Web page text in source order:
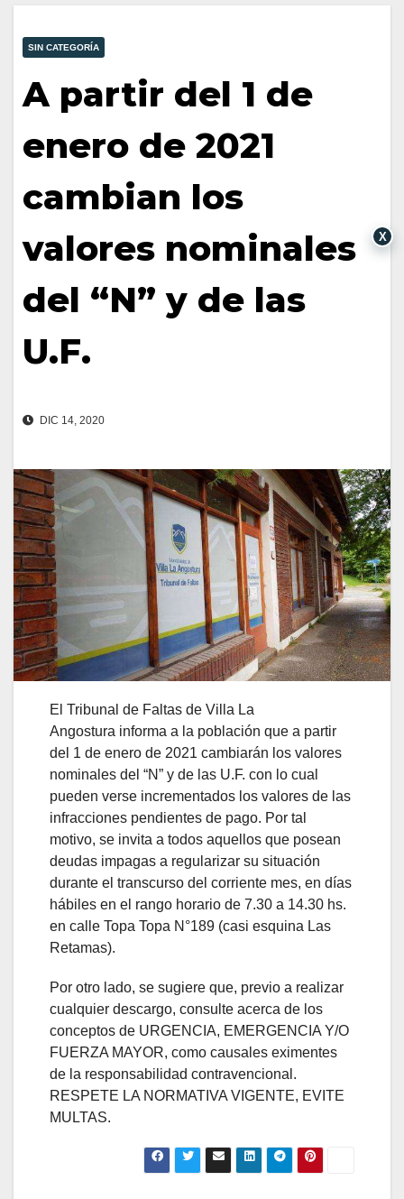
SIN CATEGORÍA
A partir del 1 de
enero de 2021
cambian los
valores nominales
del “N” y de las
U.F.
DIC 14, 2020
El Tribunal de Faltas de Villa La
Angostura informa a la población que a partir
del 1 de enero de 2021 cambiarán los valores
nominales del “N” y de las U.F. con lo cual
pueden verse incrementados los valores de las
infracciones pendientes de pago. Por tal
motivo, se invita a todos aquellos que posean
deudas impagas a regularizar su situación
durante el transcurso del corriente mes, en días
hábiles en el rango horario de 7.30 a 14.30 hs.
en calle Topa Topa N°189 (casi esquina Las
Retamas).
Por otro lado, se sugiere que, previo a realizar
cualquier descargo, consulte acerca de los
conceptos de URGENCIA, EMERGENCIA Y/O
FUERZA MAYOR, como causales eximentes
de la responsabilidad contravencional.
RESPETE LA NORMATIVA VIGENTE, EVITE
MULTAS.
X